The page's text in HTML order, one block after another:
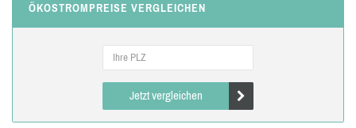
ÖKOSTROMPREISE VERGLEICHEN
Jetzt vergleichen